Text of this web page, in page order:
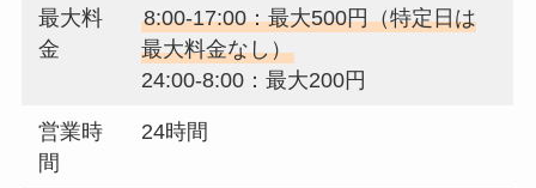
最大料
金
8:00-17:00：最大500円（特定日は
最大料金なし）
24:00-8:00：最大200円
営業時
間
24時間